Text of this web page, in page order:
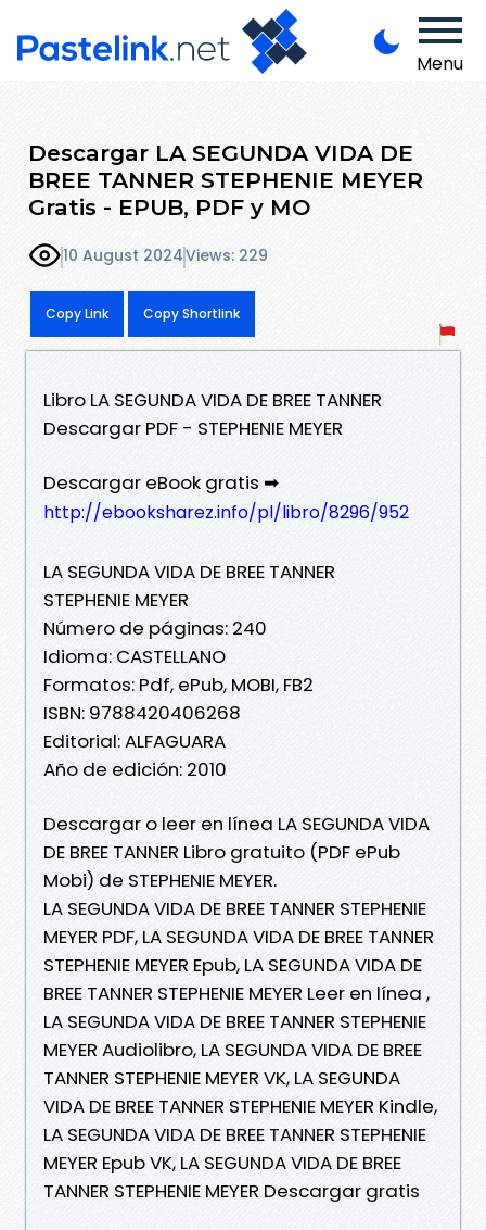
Menu
Descargar LA SEGUNDA VIDA DE
BREE TANNER STEPHENIE MEYER
Gratis - EPUB, PDF y MO
10 August 2024Views: 229
Copy Link Copy Shortlink
Libro LA SEGUNDA VIDA DE BREE TANNER
Descargar PDF - STEPHENIE MEYER
Descargar eBook gratis ➡
http://ebooksharez.info/pl/libro/8296/952
LA SEGUNDA VIDA DE BREE TANNER
STEPHENIE MEYER
Número de páginas: 240
Idioma: CASTELLANO
Formatos: Pdf, ePub, MOBI, FB2
ISBN: 9788420406268
Editorial: ALFAGUARA
Año de edición: 2010
Descargar o leer en línea LA SEGUNDA VIDA
DE BREE TANNER Libro gratuito (PDF ePub
Mobi) de STEPHENIE MEYER.
LA SEGUNDA VIDA DE BREE TANNER STEPHENIE
MEYER PDF, LA SEGUNDA VIDA DE BREE TANNER
STEPHENIE MEYER Epub, LA SEGUNDA VIDA DE
BREE TANNER STEPHENIE MEYER Leer en línea ,
LA SEGUNDA VIDA DE BREE TANNER STEPHENIE
MEYER Audiolibro, LA SEGUNDA VIDA DE BREE
TANNER STEPHENIE MEYER VK, LA SEGUNDA
VIDA DE BREE TANNER STEPHENIE MEYER Kindle,
LA SEGUNDA VIDA DE BREE TANNER STEPHENIE
MEYER Epub VK, LA SEGUNDA VIDA DE BREE
TANNER STEPHENIE MEYER Descargar gratis